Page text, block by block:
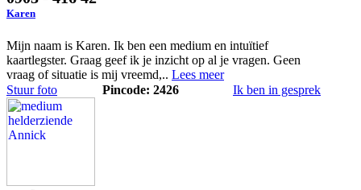
Karen
Mijn naam is Karen. Ik ben een medium en intuïtief
kaartlegster. Graag geef ik je inzicht op al je vragen. Geen
vraag of situatie is mij vreemd,.. Lees meer
Stuur foto
Pincode: 2426 Ik ben in gesprek